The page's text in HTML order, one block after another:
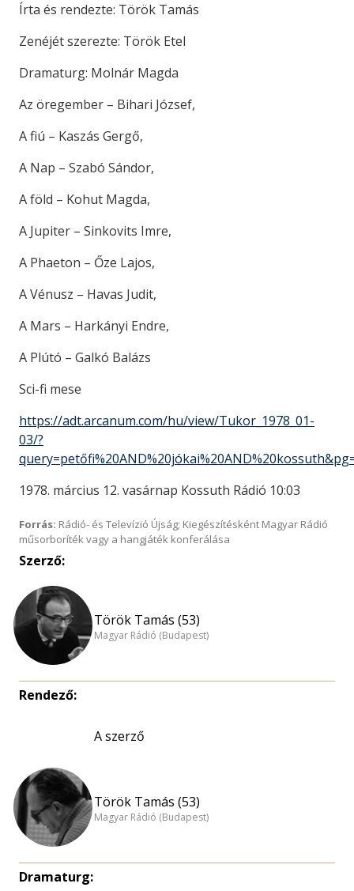
Írta és rendezte: Török Tamás
Zenéjét szerezte: Török Etel
Dramaturg: Molnár Magda
Az öregember – Bihari József,
A fiú – Kaszás Gergő,
A Nap – Szabó Sándor,
A föld – Kohut Magda,
A Jupiter – Sinkovits Imre,
A Phaeton – Őze Lajos,
A Vénusz – Havas Judit,
A Mars – Harkányi Endre,
A Plútó – Galkó Balázs
Sci-fi mese
https://adt.arcanum.com/hu/view/Tukor_1978_01-
03/?
1978. március 12. vasárnap Kossuth Rádió 10:03
Forrás: Rádió- és Televízió Újság; Kiegészítésként Magyar Rádió
műsorboríték vagy a hangjáték konferálása
Szerző:
Török Tamás (53)
Magyar Rádió (Budapest)
Rendező:
A szerző
Török Tamás (53)
Magyar Rádió (Budapest)
Dramaturg: